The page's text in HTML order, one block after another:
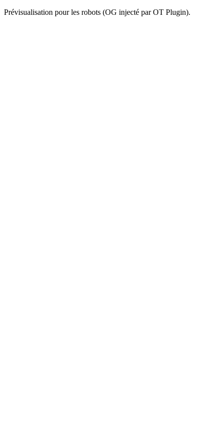
Prévisualisation pour les robots (OG injecté par OT Plugin).